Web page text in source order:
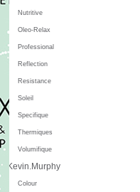
Nutritive
Oleo-Relax
Professional
Reflection
Resistance
Soleil
Specifique
Thermiques
Volumifique
Kevin.Murphy
Colour